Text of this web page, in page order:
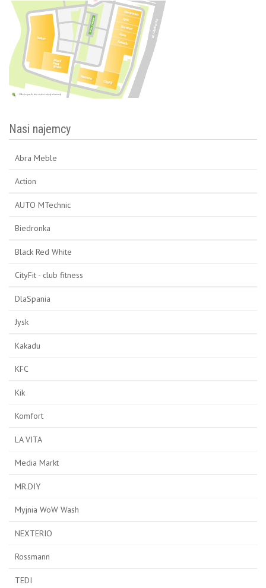
Nasi najemcy
Abra Meble
Action
AUTO MTechnic
Biedronka
Black Red White
CityFit - club fitness
DlaSpania
Jysk
Kakadu
KFC
Kik
Komfort
LA VITA
Media Markt
MR.DIY
Myjnia WoW Wash
NEXTERIO
Rossmann
TEDI